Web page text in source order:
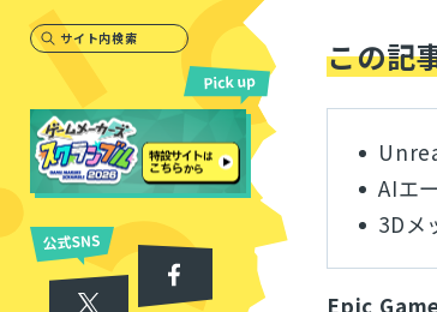
サイト内検索 この記
AIエ
3Dメ
Epic